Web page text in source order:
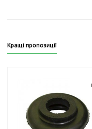
Кращі пропозиції